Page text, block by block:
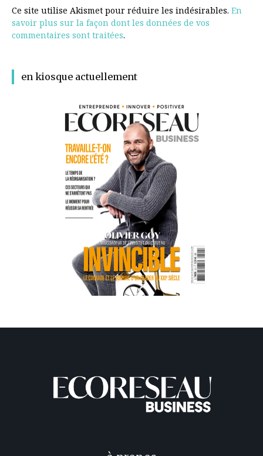
Ce site utilise Akismet pour réduire les indésirables. En
savoir plus sur la façon dont les données de vos
commentaires sont traitées.
en kiosque actuellement